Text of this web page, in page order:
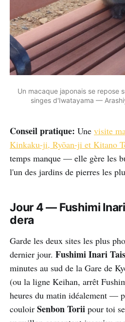
Un macaque japonais se repose
singes d'Iwatayama —
Conseil pratique: Une visite
Kinkaku-ji, Ryōan-ji et Kitano
temps manque — elle gère les
l'un des jardins de pierres les
Jour 4 — Fushimi
dera
Garde les deux sites les plus
dernier jour. Fushimi Inari
minutes au sud de la Gare de
(ou la ligne Keihan, arrêt
heures du matin idéalement —
couloir Senbon Torii pour toi